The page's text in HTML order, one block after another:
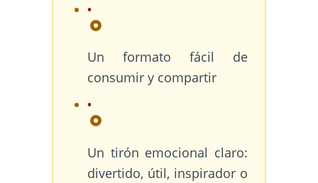
Un formato fácil de
consumir y compartir
Un tirón emocional claro:
divertido, útil, inspirador o